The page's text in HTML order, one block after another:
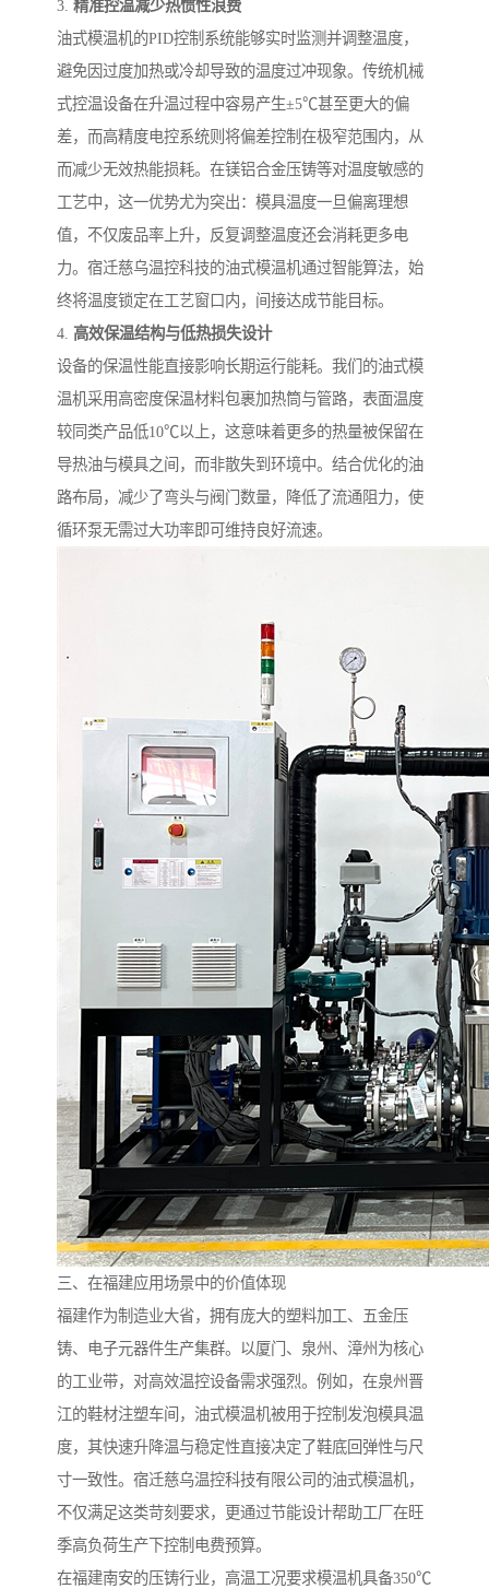
3. 精准控温减少热惯性浪费
油式模温机的PID控制系统能够实时监测并调整温度，
避免因过度加热或冷却导致的温度过冲现象。传统机械
式控温设备在升温过程中容易产生±5℃甚至更大的偏
差，而高精度电控系统则将偏差控制在极窄范围内，从
而减少无效热能损耗。在镁铝合金压铸等对温度敏感的
工艺中，这一优势尤为突出：模具温度一旦偏离理想
值，不仅废品率上升，反复调整温度还会消耗更多电
力。宿迁慈乌温控科技的油式模温机通过智能算法，始
终将温度锁定在工艺窗口内，间接达成节能目标。
4. 高效保温结构与低热损失设计
设备的保温性能直接影响长期运行能耗。我们的油式模
温机采用高密度保温材料包裹加热筒与管路，表面温度
较同类产品低10℃以上，这意味着更多的热量被保留在
导热油与模具之间，而非散失到环境中。结合优化的油
路布局，减少了弯头与阀门数量，降低了流通阻力，使
循环泵无需过大功率即可维持良好流速。
三、在福建应用场景中的价值体现
福建作为制造业大省，拥有庞大的塑料加工、五金压
铸、电子元器件生产集群。以厦门、泉州、漳州为核心
的工业带，对高效温控设备需求强烈。例如，在泉州晋
江的鞋材注塑车间，油式模温机被用于控制发泡模具温
度，其快速升降温与稳定性直接决定了鞋底回弹性与尺
寸一致性。宿迁慈乌温控科技有限公司的油式模温机，
不仅满足这类苛刻要求，更通过节能设计帮助工厂在旺
季高负荷生产下控制电费预算。
在福建南安的压铸行业，高温工况要求模温机具备350℃